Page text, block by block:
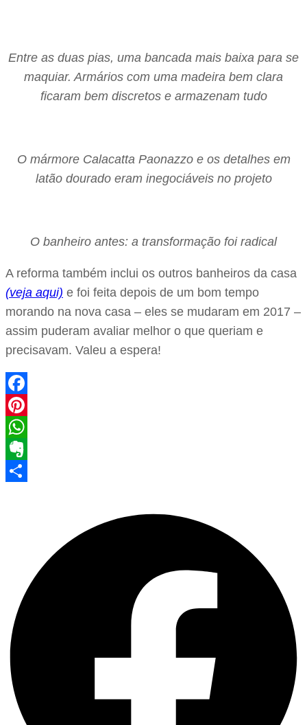
Entre as duas pias, uma bancada mais baixa para se
maquiar. Armários com uma madeira bem clara
ficaram bem discretos e armazenam tudo
O mármore Calacatta Paonazzo e os detalhes em
latão dourado eram inegociáveis no projeto
O banheiro antes: a transformação foi radical
A reforma também inclui os outros banheiros da casa
(veja aqui) e foi feita depois de um bom tempo
morando na nova casa – eles se mudaram em 2017 –
assim puderam avaliar melhor o que queriam e
precisavam. Valeu a espera!
Facebook
Pinterest
WhatsApp
Evernote